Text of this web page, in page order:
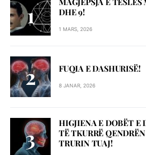
DHE 9!
1 MARS, 2026
FUQIA E DASHURISË!
8 JANAR, 2026
HIGJIENA E DOBËT E
TË TKURRË
TRURIN TUAJ!